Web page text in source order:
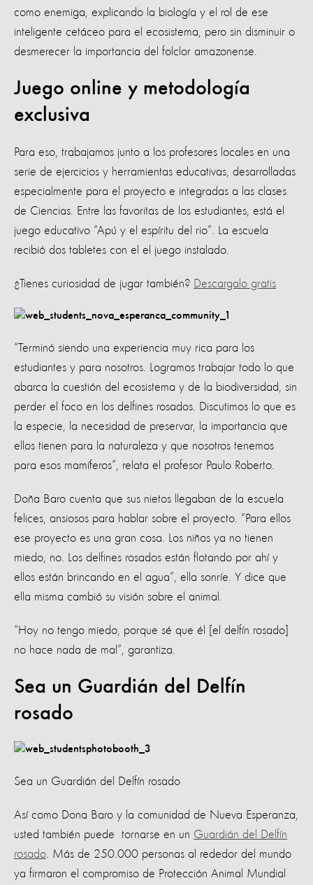
como enemiga, explicando la biología y el rol de ese
inteligente cetáceo para el ecosistema, pero sin disminuir o
desmerecer la importancia del folclor amazonense.
Juego online y metodología
exclusiva
Para eso, trabajamos junto a los profesores locales en una
serie de ejercicios y herramientas educativas, desarrolladas
especialmente para el proyecto e integradas a las clases
de Ciencias. Entre las favoritas de los estudiantes, está el
juego educativo “Apú y el espíritu del rio”. La escuela
recibió dos tabletes con el el juego instalado.
¿Tienes curiosidad de jugar también? Descargalo gratis
“Terminó siendo una experiencia muy rica para los
estudiantes y para nosotros. Logramos trabajar todo lo que
abarca la cuestión del ecosistema y de la biodiversidad, sin
perder el foco en los delfines rosados. Discutimos lo que es
la especie, la necesidad de preservar, la importancia que
ellos tienen para la naturaleza y que nosotros tenemos
para esos mamíferos”, relata el profesor Paulo Roberto.
Doña Baro cuenta que sus nietos llegaban de la escuela
felices, ansiosos para hablar sobre el proyecto. “Para ellos
ese proyecto es una gran cosa. Los niños ya no tienen
miedo, no. Los delfines rosados están flotando por ahí y
ellos están brincando en el agua”, ella sonríe. Y dice que
ella misma cambió su visión sobre el animal.
“Hoy no tengo miedo, porque sé que él [el delfín rosado]
no hace nada de mal”, garantiza.
Sea un Guardián del Delfín
rosado
Sea un Guardián del Delfín rosado
Así como Dona Baro y la comunidad de Nueva Esperanza,
usted también puede tornarse en un Guardián del Delfín
rosado . Más de 250.000 personas al rededor del mundo
ya firmaron el compromiso de Protección Animal Mundial